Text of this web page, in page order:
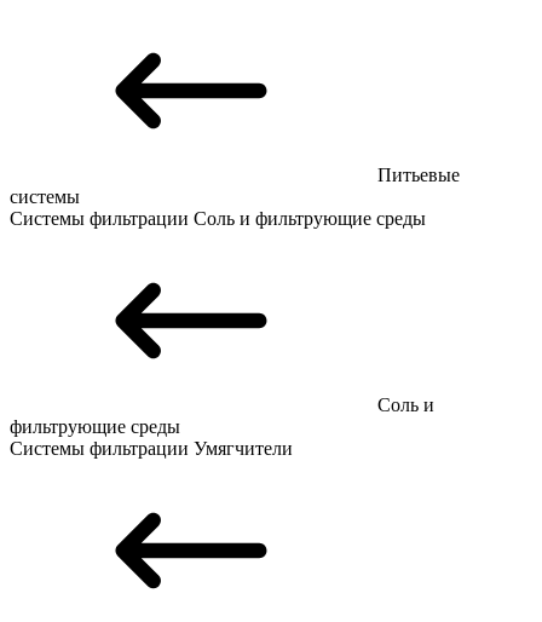
Питьевые
системы
Системы фильтрации Соль и фильтрующие среды
Соль и
фильтрующие среды
Системы фильтрации Умягчители